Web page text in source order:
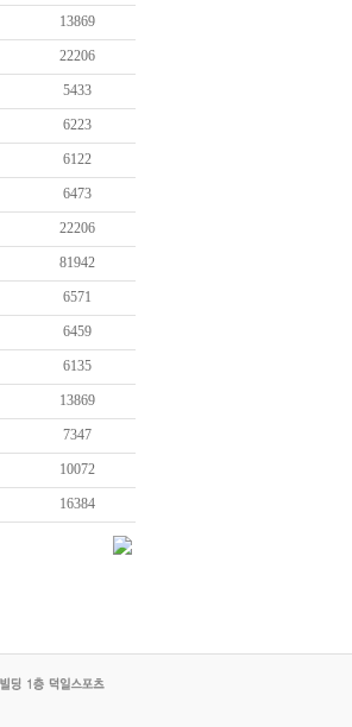
13869
22206
5433
6223
6122
6473
22206
81942
6571
6459
6135
13869
7347
10072
16384